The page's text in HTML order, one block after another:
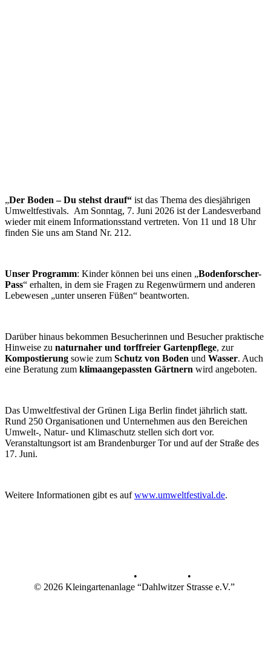
„Der Boden – Du stehst drauf“ ist das Thema des diesjährigen
Umweltfestivals. Am Sonntag, 7. Juni 2026 ist der Landesverband
wieder mit einem Informationsstand vertreten. Von 11 und 18 Uhr
finden Sie uns am Stand Nr. 212.
Unser Programm: Kinder können bei uns einen „Bodenforscher-
Pass“ erhalten, in dem sie Fragen zu Regenwürmern und anderen
Lebewesen „unter unseren Füßen“ beantworten.
Darüber hinaus bekommen Besucherinnen und Besucher praktische
Hinweise zu naturnaher und torffreier Gartenpflege, zur
Kompostierung sowie zum Schutz von Boden und Wasser. Auch
eine Beratung zum klimaangepassten Gärtnern wird angeboten.
Das Umweltfestival der Grünen Liga Berlin findet jährlich statt.
Rund 250 Organisationen und Unternehmen aus den Bereichen
Umwelt-, Natur- und Klimaschutz stellen sich dort vor.
Veranstaltungsort ist am Brandenburger Tor und auf der Straße des
17. Juni.
Weitere Informationen gibt es aufwww.umweltfestival.de.
•
•
© 2026 Kleingartenanlage “Dahlwitzer Strasse e.V.”